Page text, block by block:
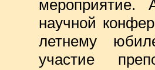
научной
летнему
участие